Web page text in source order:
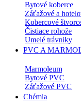
Bytové koberce
Záťažové a
Kobercové
Čistiace rohože
Umelé trávniky
PVC A
Marmoleum
Bytové PVC
Záťažové PVC
Chémia